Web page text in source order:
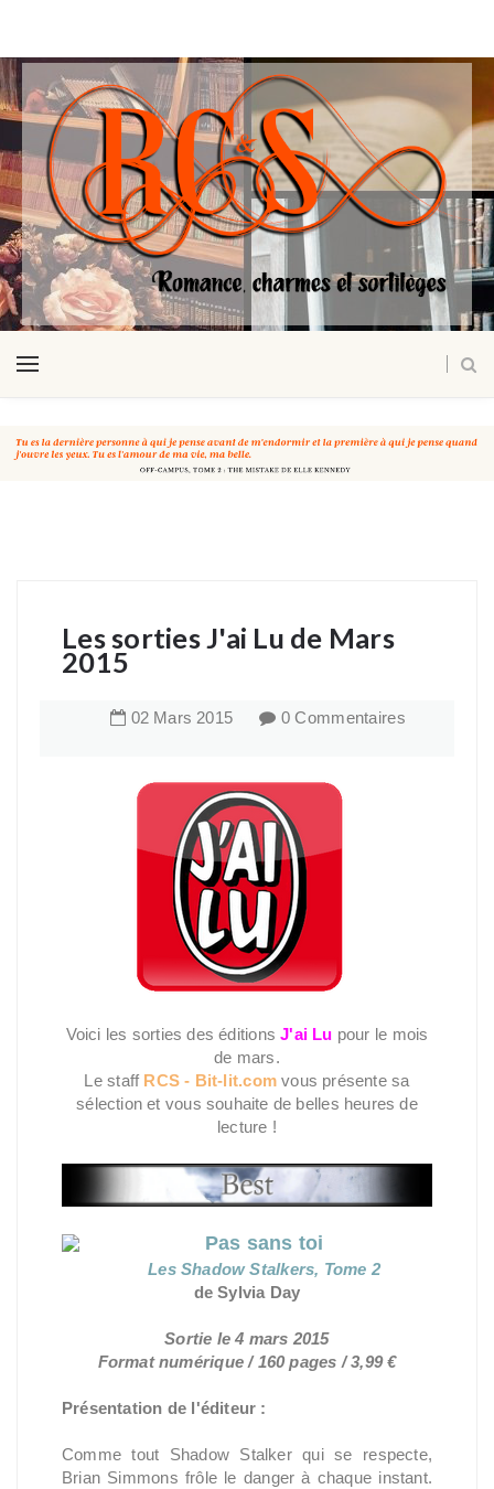
Les sorties J'ai Lu de Mars
2015
02 Mars 2015 0 Commentaires
Voici les sorties des éditionsJ'ai Lu pour le mois
de mars.
Le staff RCS - Bit-lit.comvous présente sa
sélection et vous souhaite de belles heures de
lecture !
Pas sans toi
Les Shadow Stalkers, Tome 2
de Sylvia Day
Sortie le 4 mars 2015
Format numérique / 160 pages / 3,99 €
Présentation de l'éditeur :
Comme tout Shadow Stalker qui se respecte,
Brian Simmons frôle le danger à chaque instant.